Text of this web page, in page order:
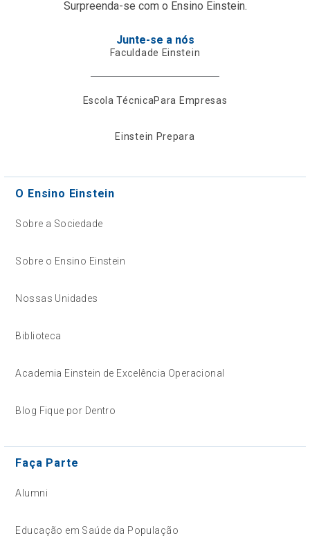
Surpreenda-se com o Ensino Einstein.
Junte-se a nós
Faculdade Einstein
Escola TécnicaPara Empresas
Einstein Prepara
O Ensino Einstein
Sobre a Sociedade
Sobre o Ensino Einstein
Nossas Unidades
Biblioteca
Academia Einstein de Excelência Operacional
Blog Fique por Dentro
Faça Parte
Alumni
Educação em Saúde da População